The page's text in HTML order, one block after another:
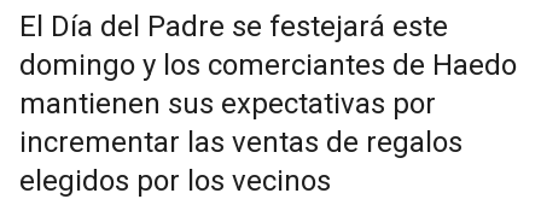
El Día del Padre se festejará este
domingo y los comerciantes de Haedo
mantienen sus expectativas por
incrementar las ventas de regalos
elegidos por los vecinos